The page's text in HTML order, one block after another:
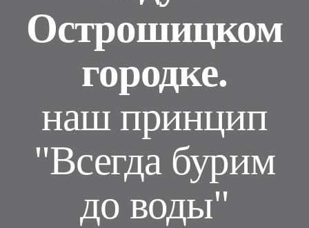
Острошицком
городке.
наш принцип
"Всегда бурим
до воды"